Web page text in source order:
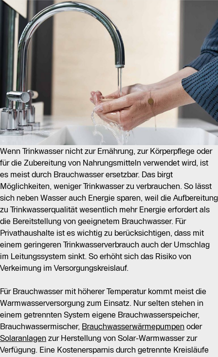
Wenn Trinkwasser nicht zur Ernährung, zur Körperpflege oder
für die Zubereitung von Nahrungsmitteln verwendet wird, ist
es meist durch Brauchwasser ersetzbar. Das birgt
Möglichkeiten, weniger Trinkwasser zu verbrauchen. So lässt
sich neben Wasser auch Energie sparen, weil die Aufbereitung
zu Trinkwasserqualität wesentlich mehr Energie erfordert als
die Bereitstellung von geeignetem Brauchwasser. Für
Privathaushalte ist es wichtig zu berücksichtigen, dass mit
einem geringeren Trinkwasserverbrauch auch der Umschlag
im Leitungssystem sinkt. So erhöht sich das Risiko von
Verkeimung im Versorgungskreislauf.
Für Brauchwasser mit höherer Temperatur kommt meist die
Warmwasserversorgung zum Einsatz. Nur selten stehen in
einem getrennten System eigene Brauchwasserspeicher,
Brauchwassermischer, Brauchwasserwärmepumpen oder
Solaranlagen zur Herstellung von Solar-Warmwasser zur
Verfügung. Eine Kostenersparnis durch getrennte Kreisläufe